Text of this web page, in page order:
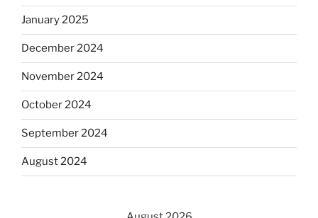
January 2025
December 2024
November 2024
October 2024
September 2024
August 2024